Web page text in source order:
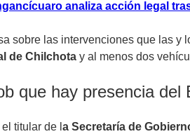
analiza acción legal
sobre las intervenciones que las y
de Chilchota y al menos dos
que hay presencia
titular de l a Secretaría de